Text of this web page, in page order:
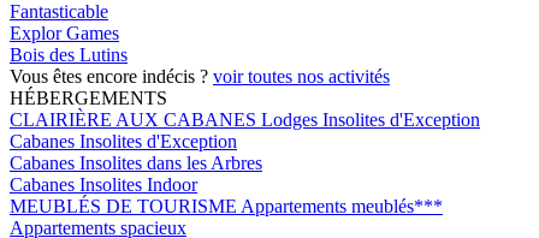
Fantasticable
Explor Games
Bois des Lutins
Vous êtes encore indécis ? voir toutes nos activités
HÉBERGEMENTS
CLAIRIÈRE AUX CABANES Lodges Insolites d'Exception
Cabanes Insolites d'Exception
Cabanes Insolites dans les Arbres
Cabanes Insolites Indoor
MEUBLÉS DE TOURISME Appartements meublés***
Appartements spacieux